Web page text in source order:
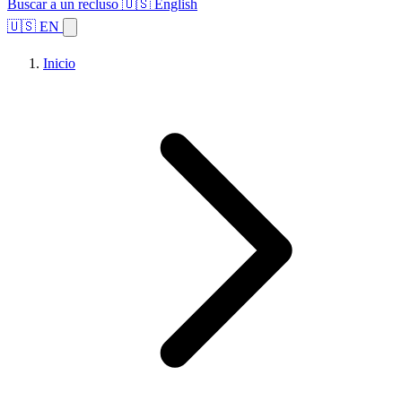
Buscar a un recluso 🇺🇸 English
🇺🇸 EN
Inicio